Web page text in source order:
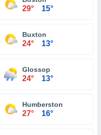
29° 15°
Buxton
24° 13°
Glossop
24° 13°
Humberston
27° 16°